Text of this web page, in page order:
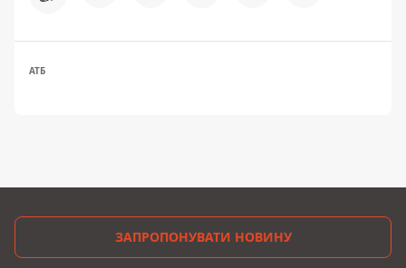
АТБ
ЗАПРОПОНУВАТИ НОВИНУ